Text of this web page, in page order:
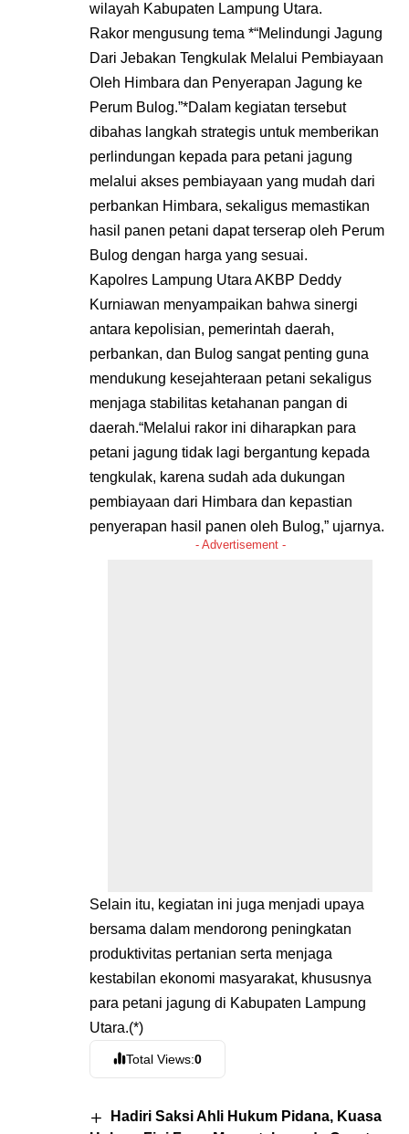
wilayah Kabupaten Lampung Utara.
Rakor mengusung tema *“Melindungi Jagung
Dari Jebakan Tengkulak Melalui Pembiayaan
Oleh Himbara dan Penyerapan Jagung ke
Perum Bulog.”*Dalam kegiatan tersebut
dibahas langkah strategis untuk memberikan
perlindungan kepada para petani jagung
melalui akses pembiayaan yang mudah dari
perbankan Himbara, sekaligus memastikan
hasil panen petani dapat terserap oleh Perum
Bulog dengan harga yang sesuai.
Kapolres Lampung Utara AKBP Deddy
Kurniawan menyampaikan bahwa sinergi
antara kepolisian, pemerintah daerah,
perbankan, dan Bulog sangat penting guna
mendukung kesejahteraan petani sekaligus
menjaga stabilitas ketahanan pangan di
daerah.“Melalui rakor ini diharapkan para
petani jagung tidak lagi bergantung kepada
tengkulak, karena sudah ada dukungan
pembiayaan dari Himbara dan kepastian
penyerapan hasil panen oleh Bulog,” ujarnya.
- Advertisement -
Selain itu, kegiatan ini juga menjadi upaya
bersama dalam mendorong peningkatan
produktivitas pertanian serta menjaga
kestabilan ekonomi masyarakat, khususnya
para petani jagung di Kabupaten Lampung
Utara.(*)
Total Views:0
Hadiri Saksi Ahli Hukum Pidana, Kuasa